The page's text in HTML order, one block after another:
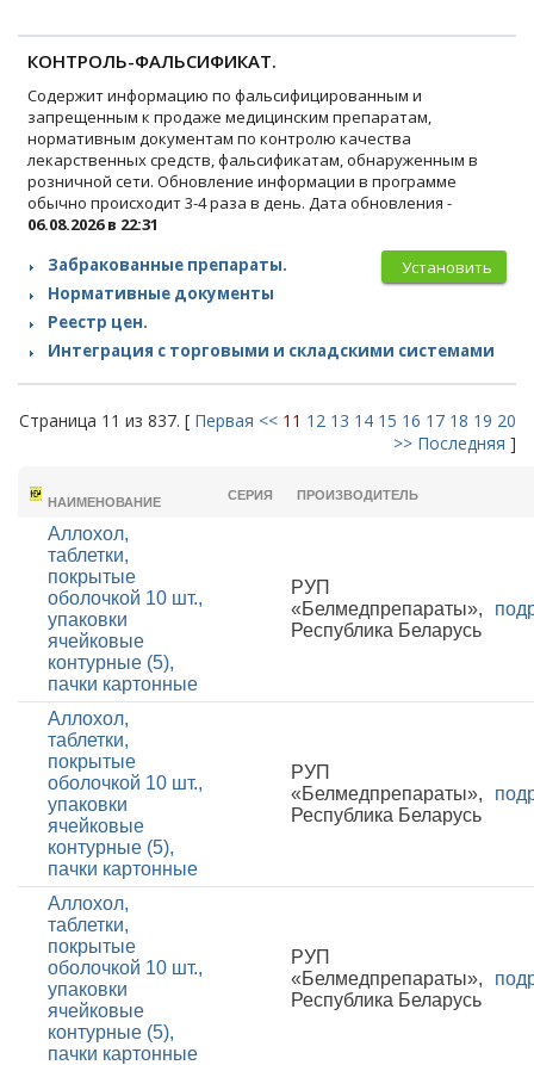
КОНТРОЛЬ-ФАЛЬСИФИКАТ.
Содержит информацию по фальсифицированным и
запрещенным к продаже медицинским препаратам,
нормативным документам по контролю качества
лекарственных средств, фальсификатам, обнаруженным в
розничной сети. Обновление информации в программе
обычно происходит 3-4 раза в день. Дата обновления -
06.08.2026 в 22:31
Установить
Забракованные препараты.
Нормативные документы
Реестр цен.
Интеграция с торговыми и складскими системами
Страница 11 из 837. [ Первая << 11 12 13 14 15 16 17 18 19 20
>> Последняя ]
НАИМЕНОВАНИЕ
СЕРИЯ ПРОИЗВОДИТЕЛЬ
Аллохол,
таблетки,
покрытые
оболочкой 10 шт.,
упаковки
ячейковые
контурные (5),
пачки картонные
РУП
«Белмедпрепараты»,
Республика Беларусь
Аллохол,
таблетки,
покрытые
оболочкой 10 шт.,
упаковки
ячейковые
контурные (5),
пачки картонные
РУП
«Белмедпрепараты»,
Республика Беларусь
Аллохол,
таблетки,
покрытые
оболочкой 10 шт.,
упаковки
ячейковые
контурные (5),
пачки картонные
РУП
«Белмедпрепараты»,
Республика Беларусь